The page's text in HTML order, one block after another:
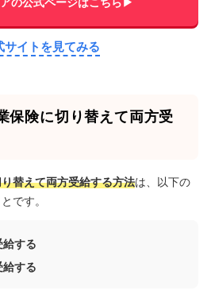
サイトを見てみる
保険に切り替えて両方受
替えて両方受給する方法は、以下の
です。
する
給する